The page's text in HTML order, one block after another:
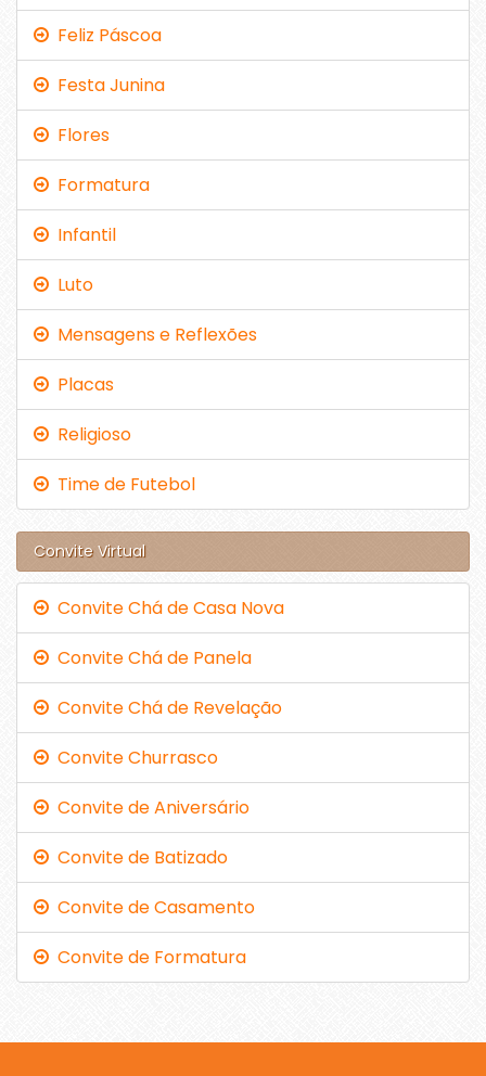
Feliz Páscoa
Festa Junina
Flores
Formatura
Infantil
Luto
Mensagens e Reflexões
Placas
Religioso
Time de Futebol
Convite Virtual
Convite Chá de Casa Nova
Convite Chá de Panela
Convite Chá de Revelação
Convite Churrasco
Convite de Aniversário
Convite de Batizado
Convite de Casamento
Convite de Formatura